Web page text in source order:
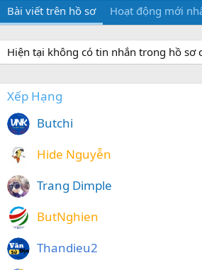
Bài viết trên hồ sơ Hoạt động mới
Hiện tại không có tin nhắn trong hồ sơ
Xếp Hạng
Butchi
Hide Nguyễn
Trang Dimple
ButNghien
Thandieu2